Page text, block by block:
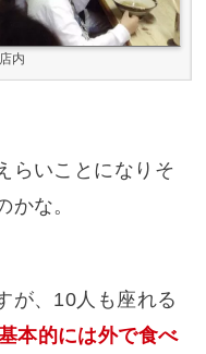
内
らいことになりそ
な。
が、10人も座れる
本的には外で食べ